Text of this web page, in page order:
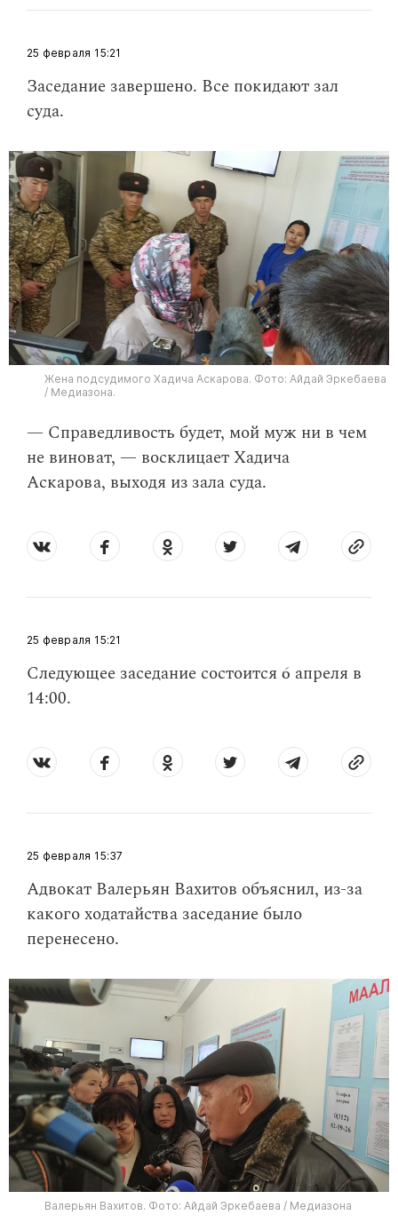
15:21
25 февраля
​Заседание завершено. Все покидают зал
суда.
Жена подсудимого Хадича Аскарова. Фото: Айдай Эркебаева
/ Медиазона.
— Справедливость будет, мой муж ни в чем
не виноват, — восклицает Хадича
Аскарова, выходя из зала суда.
15:21
25 февраля
​Следующее заседание состоится 6 апреля в
14:00.
15:37
25 февраля
​Адвокат Валерьян Вахитов объяснил, из-за
какого ходатайства заседание было
перенесено.
Валерьян Вахитов. Фото: Айдай Эркебаева / Медиазона